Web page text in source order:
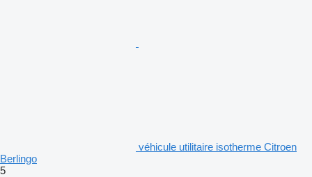
véhicule utilitaire isotherme Citroen
Berlingo
5